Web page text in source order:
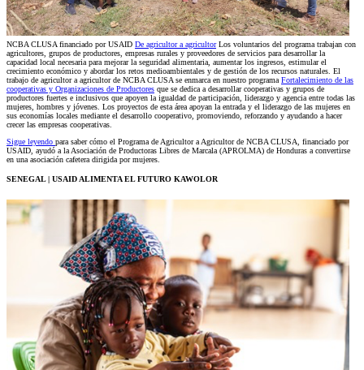
NCBA CLUSA financiado por USAID De agricultor a agricultorLos voluntarios del programa trabajan con
agricultores, grupos de productores, empresas rurales y proveedores de servicios para desarrollar la
capacidad local necesaria para mejorar la seguridad alimentaria, aumentar los ingresos, estimular el
crecimiento económico y abordar los retos medioambientales y de gestión de los recursos naturales. El
trabajo de agricultor a agricultor de NCBA CLUSA se enmarca en nuestro programa Fortalecimiento de las
cooperativas y Organizaciones de Productores que se dedica a desarrollar cooperativas y grupos de
productores fuertes e inclusivos que apoyen la igualdad de participación, liderazgo y agencia entre todas las
mujeres, hombres y jóvenes. Los proyectos de esta área apoyan la entrada y el liderazgo de las mujeres en
sus economías locales mediante el desarrollo cooperativo, promoviendo, reforzando y ayudando a hacer
crecer las empresas cooperativas.
Sigue leyendo para saber cómo el Programa de Agricultor a Agricultor de NCBA CLUSA, financiado por
USAID, ayudó a la Asociación de Productoras Libres de Marcala (APROLMA) de Honduras a convertirse
en una asociación cafetera dirigida por mujeres.
SENEGAL | USAID ALIMENTA EL FUTURO KAWOLOR